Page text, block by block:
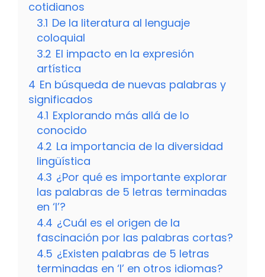
cotidianos
3.1 De la literatura al lenguaje
coloquial
3.2 El impacto en la expresión
artística
4 En búsqueda de nuevas palabras y
significados
4.1 Explorando más allá de lo
conocido
4.2 La importancia de la diversidad
lingüística
4.3 ¿Por qué es importante explorar
las palabras de 5 letras terminadas
en ‘l’?
4.4 ¿Cuál es el origen de la
fascinación por las palabras cortas?
4.5 ¿Existen palabras de 5 letras
terminadas en ‘l’ en otros idiomas?